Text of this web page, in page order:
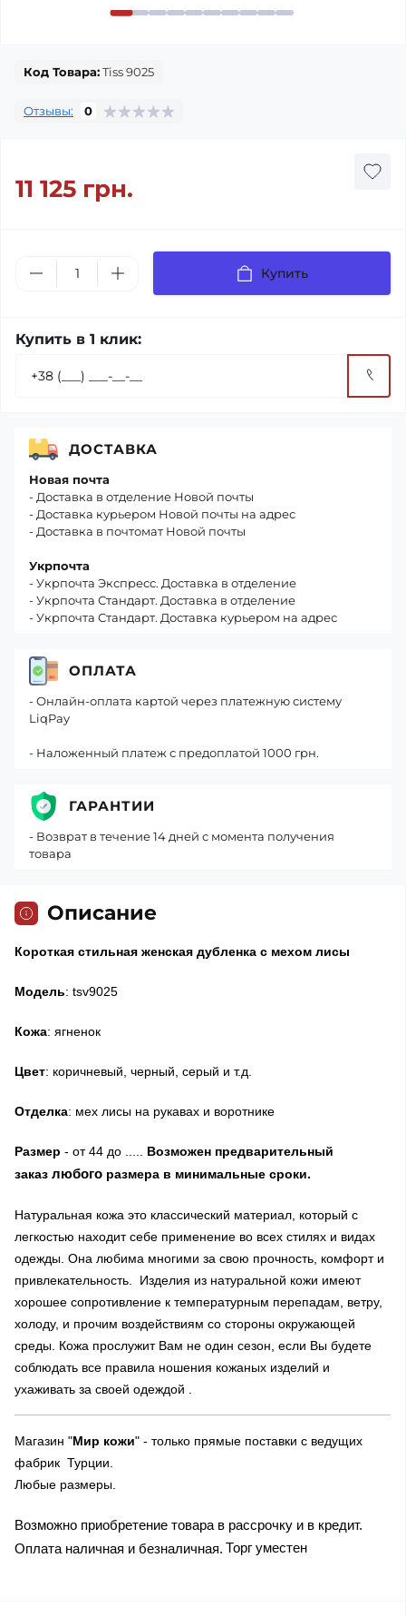
Код Товара:Tiss 9025
Отзывы: 0
11 125 грн.
Купить
Купить в 1 клик:
Описание
Короткая стильная женская дубленка с мехом лисы
Модель: tsv9025
Кожа: ягненок
Цвет: коричневый, черный, серый и т.д.
Отделка: мех лисы на рукавах и воротнике
Размер - от 44 до ..... Возможен предварительный
заказ любого размера в минимальные сроки.
Натуральная кожа это классический материал, который с
легкостью находит себе применение во всех стилях и видах
одежды. Она любима многими за свою прочность, комфорт и
привлекательность. Изделия из натуральной кожи имеют
хорошее сопротивление к температурным перепадам, ветру,
холоду, и прочим воздействиям со стороны окружающей
среды. Кожа прослужит Вам не один сезон, если Вы будете
соблюдать все правила ношения кожаных изделий и
ухаживать за своей одеждой .
Магазин "Мир кожи" - только прямые поставки с ведущих
фабрик Турции.
Любые размеры.
Возможно приобретение товара в рассрочку и в кредит.
Оплата наличная и безналичная. Торг уместен
ДОСТАВКА
Новая почта
- Доставка в отделение Новой почты
- Доставка курьером Новой почты на адрес
- Доставка в почтомат Новой почты
Укрпочта
- Укрпочта Экспресс. Доставка в отделение
- Укрпочта Стандарт. Доставка в отделение
- Укрпочта Стандарт. Доставка курьером на адрес
ОПЛАТА
- Онлайн-оплата картой через платежную систему
LiqPay
- Наложенный платеж с предоплатой 1000 грн.
ГАРАНТИИ
- Возврат в течение 14 дней с момента получения
товара